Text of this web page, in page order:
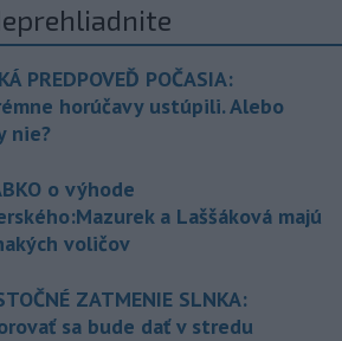
PREDPOVEĎ POČASIA:
horúčavy ustúpili. Alebo
nie?
o výhode
a Laššáková majú
voličov
ZATMENIE SLNKA:
sa bude dať v stredu